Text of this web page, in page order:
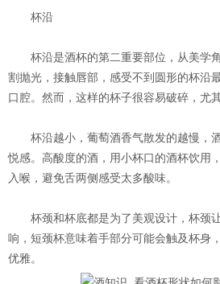
杯沿
杯沿是酒杯的第二重要部位，从美学
割抛光，接触唇部，感受不到圆形的杯沿
口腔。然而，这样的杯子很容易破碎，尤
杯沿越小，葡萄酒香气散发的越慢，
悦感。高酸度的酒，用小杯口的酒杯饮用
入喉，避免舌两侧感受太多酸味。
杯颈和杯底都是为了美观设计，杯颈
响，短颈杯意味着手部分可能会触及杯身
优雅。